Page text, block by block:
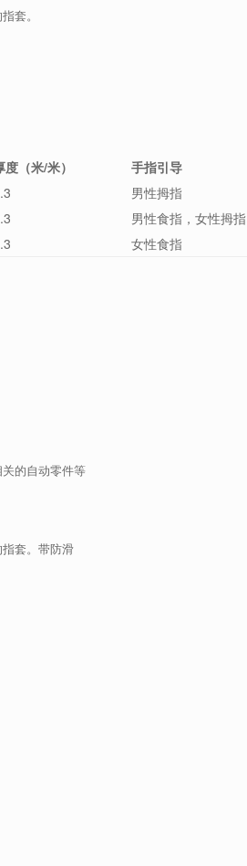
套。
度（米/米）
手指引导
男性拇指
男性食指，女性拇指
女性食指
的自动零件等
套。带防滑